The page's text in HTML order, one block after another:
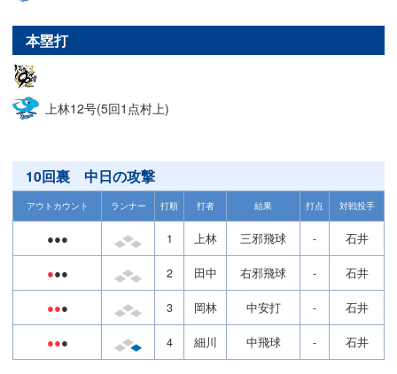
本塁打
上林12号(5回1点村上)
10回裏 中日の攻撃
アウトカウント ランナー 打順 打者 結果 打点 対戦投手
●●● 1 上林 三邪飛球 - 石井
●●● 2 田中 右邪飛球 - 石井
●●● 3 岡林 中安打 - 石井
●●● 4 細川 中飛球 - 石井